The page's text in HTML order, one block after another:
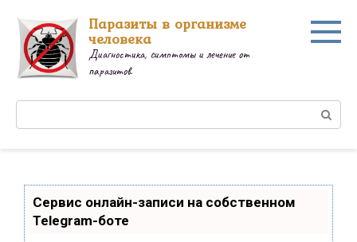
контенту
Паразиты в организме
человека
Диагностика, симптомы и лечение от
паразитов.
Сервис онлайн-записи на собственном
Telegram-боте